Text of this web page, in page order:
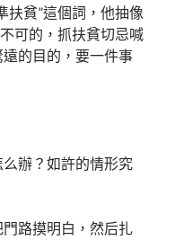
扶貧”這個詞，他抽像
可的，抓扶貧切忌喊
的目的，要一件事
辦？如許的情形究
門路摸明白，然后扎